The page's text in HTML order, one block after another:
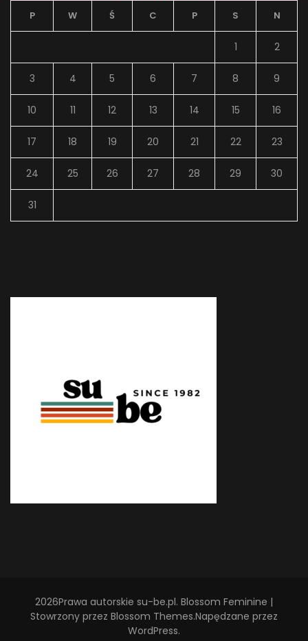
P W Ś C P S N
1 2
3 4 5 6 7 8 9
10 11 12 13 14 15 16
17 18 19 20 21 22 23
24 25 26 27 28 29 30
31
2026Prawa autorskie su-be.pl. Blossom Feminine |
Stowrzony przez Blossom Themes.Napędzane przez
WordPress.